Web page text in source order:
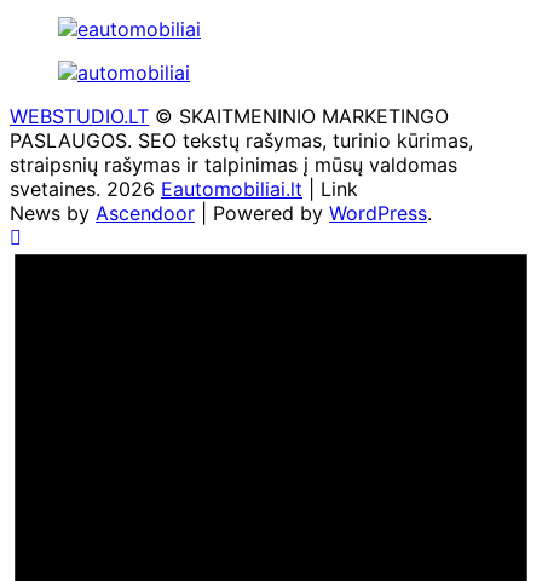
WEBSTUDIO.LT © SKAITMENINIO MARKETINGO
PASLAUGOS. SEO tekstų rašymas, turinio kūrimas,
straipsnių rašymas ir talpinimas į mūsų valdomas
svetaines. 2026 Eautomobiliai.lt | Link
News by Ascendoor | Powered by WordPress.